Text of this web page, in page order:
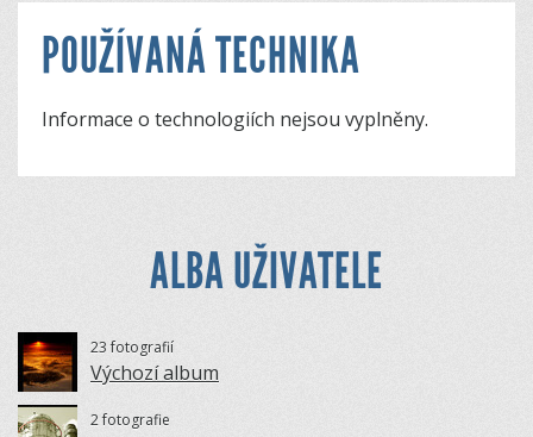
POUŽÍVANÁ TECHNIKA
Informace o technologiích nejsou vyplněny.
ALBA UŽIVATELE
23 fotografií
Výchozí album
2 fotografie